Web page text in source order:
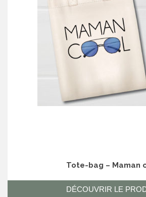
Tote-bag – Maman
DÉCOUVRIR LE